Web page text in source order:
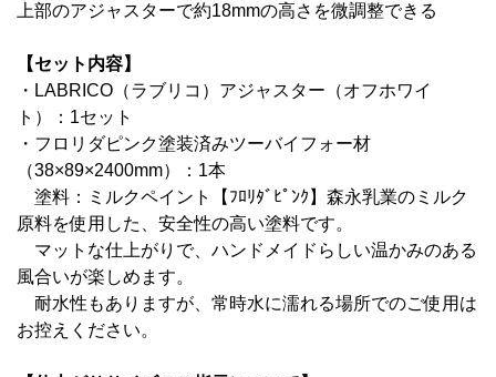
上部のアジャスターで約18mmの高さを微調整できる
【セット内容】
・LABRICO（ラブリコ）アジャスター（オフホワイ
ト）：1セット
・フロリダピンク塗装済みツーバイフォー材
（38×89×2400mm）：1本
塗料：
ミルクペイント【ﾌﾛﾘﾀﾞﾋﾟﾝｸ】森永乳業のミルク
原料を使用した、安全性の高い塗料です。
マットな仕上がりで、ハンドメイドらしい温かみのある
風合いが楽しめます。
耐水性もありますが、常時水に濡れる場所でのご使用は
お控えください。